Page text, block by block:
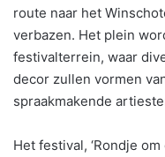
route naar het
verbazen. Het plein
festivalterrein, waar
decor zullen vormen
spraakmakende
Het festival, ‘Rondje